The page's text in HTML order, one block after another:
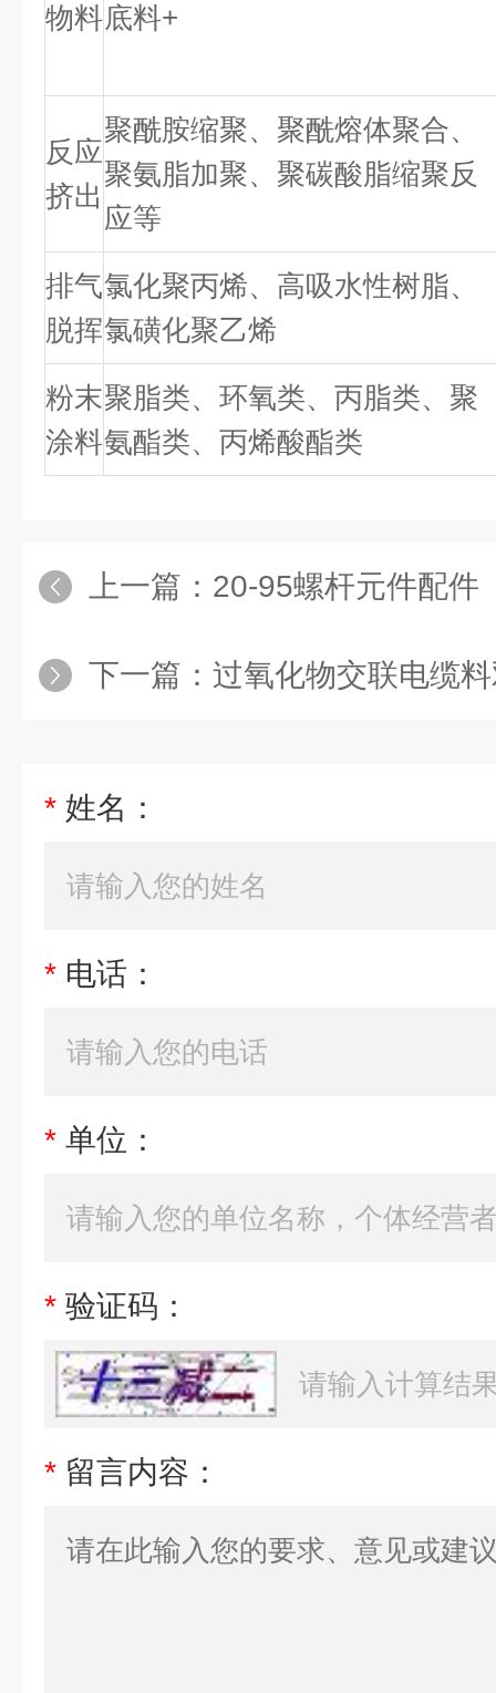
物料底料+
反应
挤出
聚酰胺缩聚、聚酰熔体聚合、
聚氨脂加聚、聚碳酸脂缩聚反
应等
排气
脱挥
氯化聚丙烯、高吸水性树脂、
氯磺化聚乙烯
粉末
涂料
聚脂类、环氧类、丙脂类、聚
氨酯类、丙烯酸酯类
上一篇： 20-95螺杆元件配件
下一篇： 过氧化物交联电缆
* 姓名：
* 电话：
* 单位：
* 验证码：
* 留言内容：